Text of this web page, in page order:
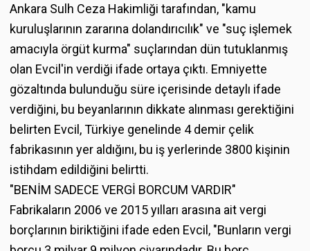
Ankara Sulh Ceza Hakimliği tarafından, "kamu
kuruluşlarının zararına dolandırıcılık" ve "suç işlemek
amacıyla örgüt kurma" suçlarından dün tutuklanmış
olan Evcil'in verdiği ifade ortaya çıktı. Emniyette
gözaltında bulunduğu süre içerisinde detaylı ifade
verdiğini, bu beyanlarının dikkate alınması gerektiğini
belirten Evcil, Türkiye genelinde 4 demir çelik
fabrikasının yer aldığını, bu iş yerlerinde 3800 kişinin
istihdam edildiğini belirtti.
"BENİM SADECE VERGİ BORCUM VARDIR"
Fabrikaların 2006 ve 2015 yılları arasına ait vergi
borçlarının biriktiğini ifade eden Evcil, "Bunların vergi